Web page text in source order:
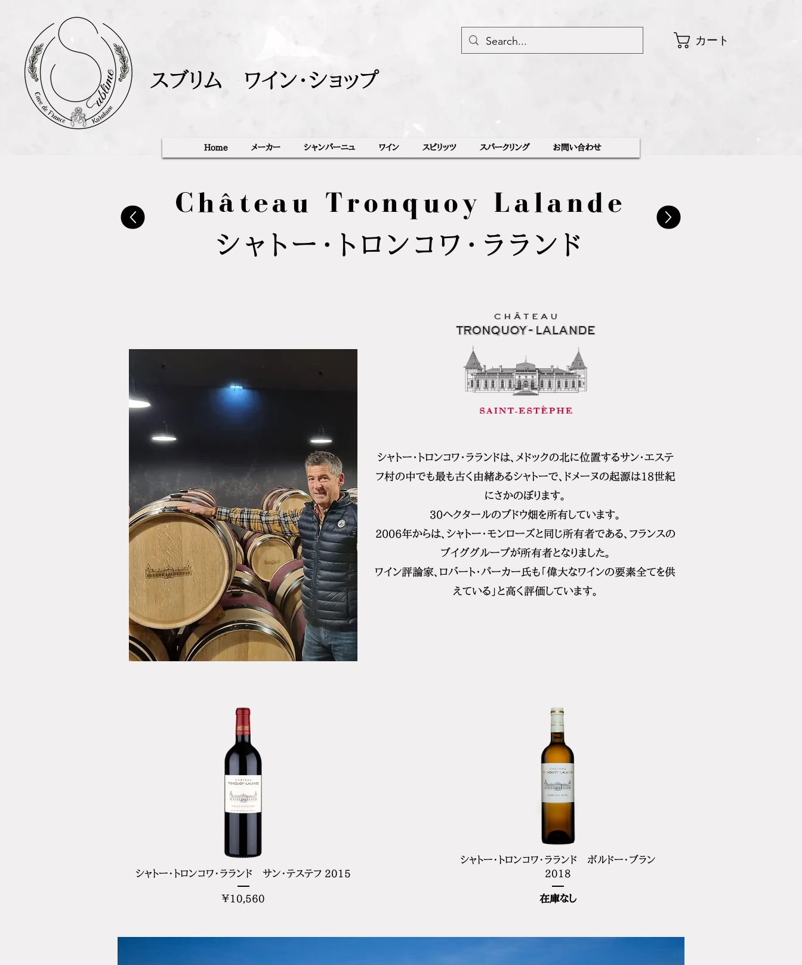
スブリム ワイン・ショップ
カート
Home メーカー シャンパーニュ ワイン スピリッツ スパークリング ​お問い合わせ
Château Tronquoy Lalande
シャトー・トロンコワ・ラランド
シャトー・トロンコワ・ラランドは、メドックの北に位置するサン・エステ
フ村の中でも最も古く由緒あるシャトーで、ドメーヌの起源は18世紀
にさかのぼります。
30ヘクタールのブドウ畑を所有しています。
2006年からは、シャトー・モンローズと同じ所有者である、フランスの
ブイググループが所有者となりました。
ワイン評論家、ロバート・パーカー氏も「偉大なワインの要素全てを供
えている」と高く評価しています。
シャトー・トロンコワ・ラランド サン・テステフ 2015
¥10,560
シャトー・トロンコワ・ラランド ボルドー・ブラン
2018
在庫なし